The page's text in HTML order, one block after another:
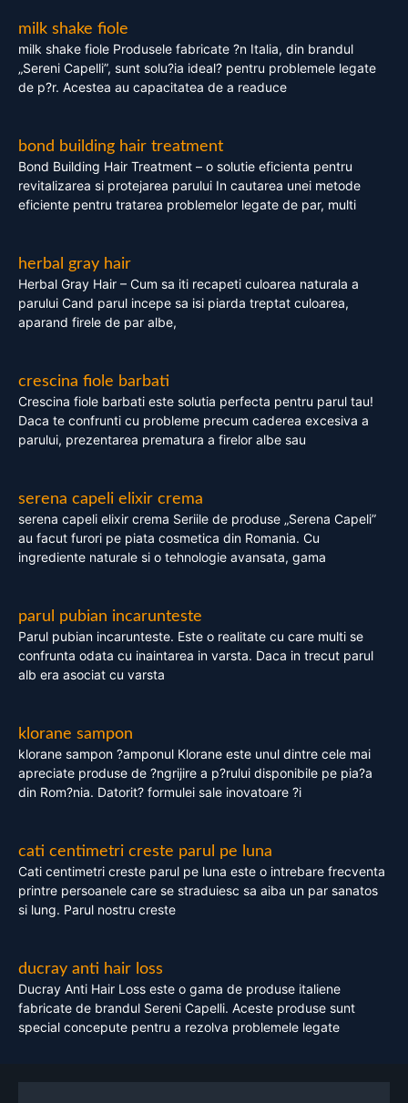
milk shake fiole
milk shake fiole Produsele fabricate ?n Italia, din brandul
„Sereni Capelli”, sunt solu?ia ideal? pentru problemele legate
de p?r. Acestea au capacitatea de a readuce
bond building hair treatment
Bond Building Hair Treatment – o solutie eficienta pentru
revitalizarea si protejarea parului In cautarea unei metode
eficiente pentru tratarea problemelor legate de par, multi
herbal gray hair
Herbal Gray Hair – Cum sa iti recapeti culoarea naturala a
parului Cand parul incepe sa isi piarda treptat culoarea,
aparand firele de par albe,
crescina fiole barbati
Crescina fiole barbati este solutia perfecta pentru parul tau!
Daca te confrunti cu probleme precum caderea excesiva a
parului, prezentarea prematura a firelor albe sau
serena capeli elixir crema
serena capeli elixir crema Seriile de produse „Serena Capeli”
au facut furori pe piata cosmetica din Romania. Cu
ingrediente naturale si o tehnologie avansata, gama
parul pubian incarunteste
Parul pubian incarunteste. Este o realitate cu care multi se
confrunta odata cu inaintarea in varsta. Daca in trecut parul
alb era asociat cu varsta
klorane sampon
klorane sampon ?amponul Klorane este unul dintre cele mai
apreciate produse de ?ngrijire a p?rului disponibile pe pia?a
din Rom?nia. Datorit? formulei sale inovatoare ?i
cati centimetri creste parul pe luna
Cati centimetri creste parul pe luna este o intrebare frecventa
printre persoanele care se straduiesc sa aiba un par sanatos
si lung. Parul nostru creste
ducray anti hair loss
Ducray Anti Hair Loss este o gama de produse italiene
fabricate de brandul Sereni Capelli. Aceste produse sunt
special concepute pentru a rezolva problemele legate